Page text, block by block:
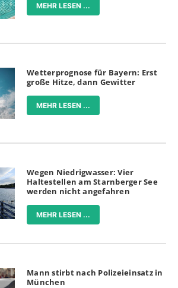
MEHR LESEN ...
Wetterprognose für Bayern: Erst
große Hitze, dann Gewitter
MEHR LESEN ...
Wegen Niedrigwasser: Vier
Haltestellen am Starnberger See
werden nicht angefahren
MEHR LESEN ...
Mann stirbt nach Polizeieinsatz in
München